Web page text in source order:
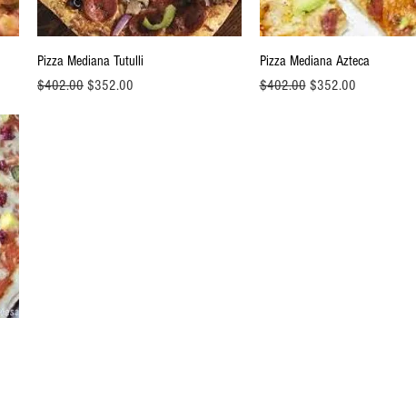
Vista rápida
Pizza Mediana Tutulli
Precio
$402.00 Precio de oferta
$352.00
Vista rápida
Pizza Mediana Azteca
Precio
$402.00 Precio de oferta
$352.00